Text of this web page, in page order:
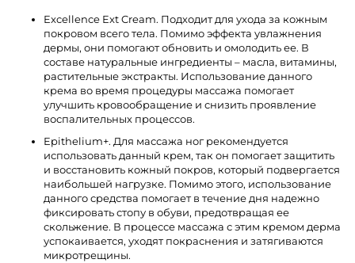
Excellence Ext Cream. Подходит для ухода за кожным
покровом всего тела. Помимо эффекта увлажнения
дермы, они помогают обновить и омолодить ее. В
составе натуральные ингредиенты – масла, витамины,
растительные экстракты. Использование данного
крема во время процедуры массажа помогает
улучшить кровообращение и снизить проявление
воспалительных процессов.
Epithelium+. Для массажа ног рекомендуется
использовать данный крем, так он помогает защитить
и восстановить кожный покров, который подвергается
наибольшей нагрузке. Помимо этого, использование
данного средства помогает в течение дня надежно
фиксировать стопу в обуви, предотвращая ее
скольжение. В процессе массажа с этим кремом дерма
успокаивается, уходят покраснения и затягиваются
микротрещины.